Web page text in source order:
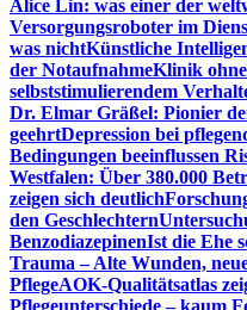
Alice Lin: was einer der
Versorgungsroboter im
was nichtKünstliche
der NotaufnahmeKlinik
selbststimulierendem
Dr. Elmar Gräßel: Pionier
geehrtDepression bei
Bedingungen beeinflussen
Westfalen: Über 380.000
zeigen sich deutlich
den Geschlechtern
BenzodiazepinenIst die Ehe
Trauma – Alte Wunden,
PflegeAOK-Qualitätsatlas
Pflegeunterschiede – kaum